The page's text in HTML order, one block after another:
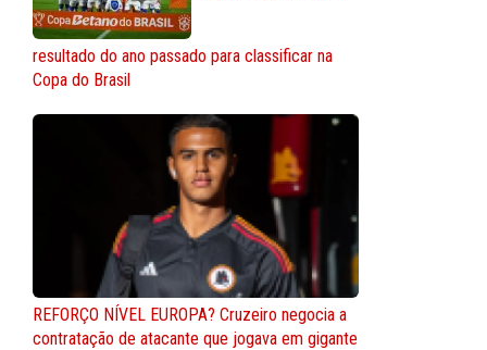
resultado do ano passado para classificar na
Copa do Brasil
REFORÇO NÍVEL EUROPA? Cruzeiro negocia a
contratação de atacante que jogava em gigante